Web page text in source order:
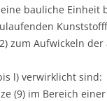
bauliche Einheit
zum Aufwickeln der
l) verwirklicht sind:
(9) im Bereich